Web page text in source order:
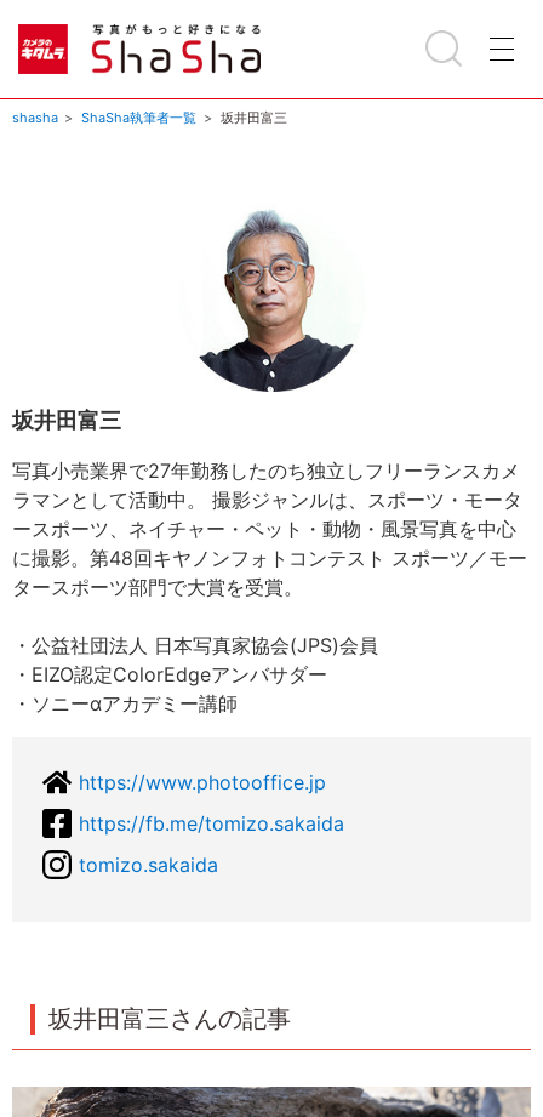
shasha ShaSha執筆者一覧 坂井田富三
坂井田富三
写真小売業界で27年勤務したのち独立しフリーランスカメ
ラマンとして活動中。 撮影ジャンルは、スポーツ・モータ
ースポーツ、ネイチャー・ペット・動物・風景写真を中心
に撮影。第48回キヤノンフォトコンテスト スポーツ／モー
タースポーツ部門で大賞を受賞。
・公益社団法人 日本写真家協会(JPS)会員
・EIZO認定ColorEdgeアンバサダー
・ソニーαアカデミー講師
https://www.photooffice.jp
https://fb.me/tomizo.sakaida
tomizo.sakaida
坂井田富三さんの記事